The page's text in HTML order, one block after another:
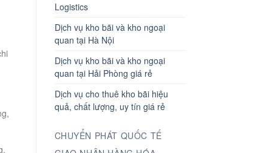
Logistics
Dịch vụ kho bãi và kho ngoại
quan tại Hà Nội
Dịch vụ kho bãi và kho ngoại
quan tại Hải Phòng giá rẻ
Dịch vụ cho thuê kho bãi hiệu
quả, chất lượng, uy tín giá rẻ
CHUYỂN PHÁT QUỐC TẾ